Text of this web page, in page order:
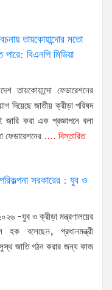
তায়কোয়ান্দোর মতো
বিএনপি মিডিয়া
তায়কোয়ান্দো ফেডারেশনের
দিয়েছে জাতীয় ক্রীড়া পরিষদ
করা এক প্রজ্ঞাপনে বলা
ফেডারেশনের .... বিস্তারিত
সরকারের : যুব ও
-যুব ও ক্রীড়া মন্ত্রণালয়ের
হক বলেছেন, প্রধানমন্ত্রী
জাতি গঠন করার জন্য কাজ